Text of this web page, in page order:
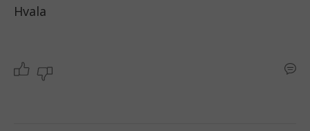
Hvala